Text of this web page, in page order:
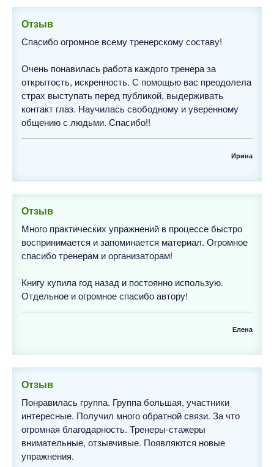
Отзыв
Спасибо огромное всему тренерскому составу!
Очень понавилась работа каждого тренера за
открытость, искренность. С помощью вас преодолела
страх выступать перед публикой, выдерживать
контакт глаз. Научилась свободному и уверенному
общению с людьми. Спасибо!!
Ирина
Отзыв
Много практических упражнений в процессе быстро
воспринимается и запоминается материал. Огромное
спасибо тренерам и организаторам!
Книгу купила год назад и постоянно использую.
Отдельное и огромное спасибо автору!
Елена
Отзыв
Понравилась группа. Группа большая, участники
интересные. Получил много обратной связи. За что
огромная благодарность. Тренеры-стажеры
внимательные, отзывчивые. Появляются новые
упражнения.